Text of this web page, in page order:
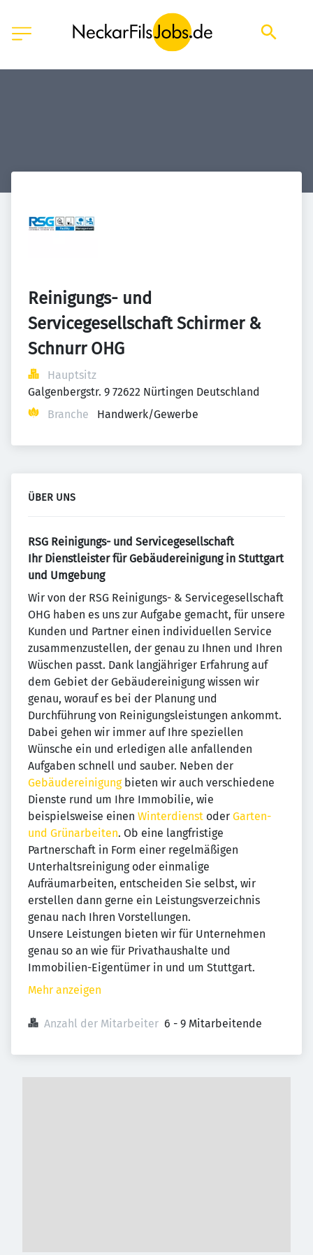
Reinigungs- und
Servicegesellschaft Schirmer &
Schnurr OHG
Hauptsitz
Galgenbergstr. 9 72622 Nürtingen Deutschland
Branche
Handwerk/Gewerbe
ÜBER UNS
RSG Reinigungs- und Servicegesellschaft
Ihr Dienstleister für Gebäudereinigung in Stuttgart
und Umgebung
Wir von der RSG Reinigungs- & Servicegesellschaft
OHG haben es uns zur Aufgabe gemacht, für unsere
Kunden und Partner einen individuellen Service
zusammenzustellen, der genau zu Ihnen und Ihren
Wüschen passt. Dank langjähriger Erfahrung auf
dem Gebiet der Gebäudereinigung wissen wir
genau, worauf es bei der Planung und
Durchführung von Reinigungsleistungen ankommt.
Dabei gehen wir immer auf Ihre speziellen
Wünsche ein und erledigen alle anfallenden
Aufgaben schnell und sauber. Neben der
Gebäudereinigungbieten wir auch verschiedene
Dienste rund um Ihre Immobilie, wie
beispielsweise einen Winterdienst oder Garten-
und Grünarbeiten. Ob eine langfristige
Partnerschaft in Form einer regelmäßigen
Unterhaltsreinigung oder einmalige
Aufräumarbeiten, entscheiden Sie selbst, wir
erstellen dann gerne ein Leistungsverzeichnis
genau nach Ihren Vorstellungen.
Unsere Leistungen bieten wir für Unternehmen
genau so an wie für Privathaushalte und
Immobilien-Eigentümer in und um Stuttgart.
Mehr anzeigen
Anzahl der Mitarbeiter 6 - 9 Mitarbeitende